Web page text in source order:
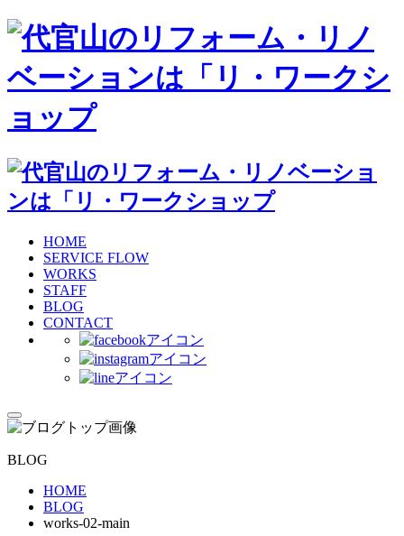
HOME
SERVICE FLOW
WORKS
STAFF
BLOG
CONTACT
BLOG
HOME
BLOG
works-02-main